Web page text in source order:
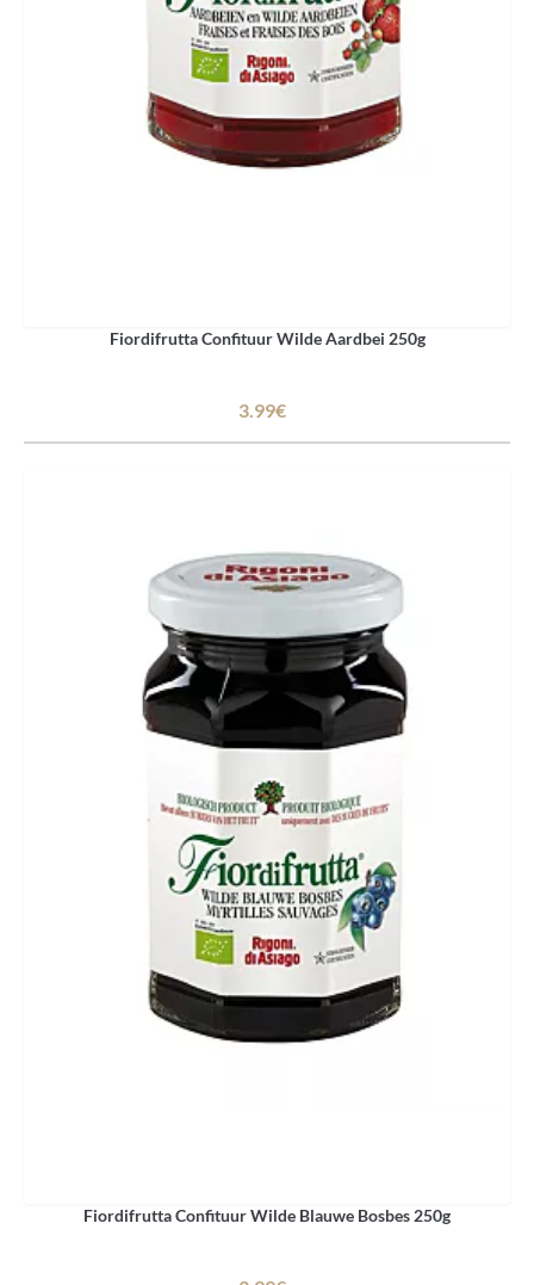
Fiordifrutta Confituur Wilde Aardbei 250g
3.99€
Fiordifrutta Confituur Wilde Blauwe Bosbes 250g